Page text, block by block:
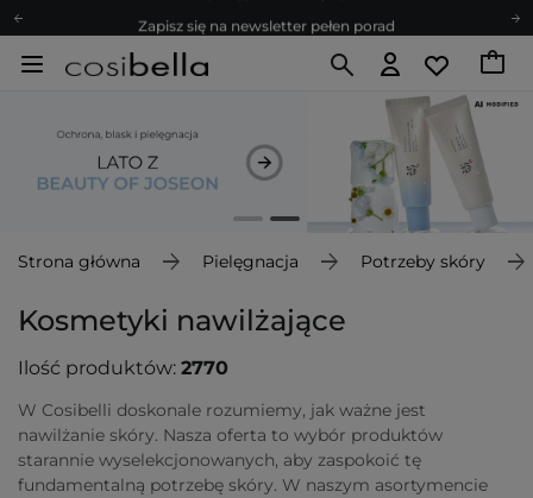
Zapisz się na newsletter pełen porad
Bezpłatne konsultacje kosmetologiczne
Poleć nas i zyskaj jeszcze więcej punktów
Zapisz się na newsletter pełen porad
Strona główna Pielęgnacja Potrzeby skóry
Kosmetyki nawilżające
Ilość produktów: 2770
W Cosibelli doskonale rozumiemy, jak ważne jest
nawilżanie skóry. Nasza oferta to wybór produktów
starannie wyselekcjonowanych, aby zaspokoić tę
fundamentalną potrzebę skóry. W naszym asortymencie